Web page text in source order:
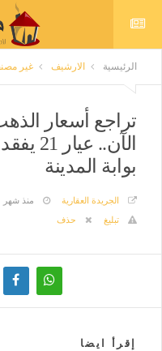
الرئيسية الارشيف غير
تراجع أسعار
الآن..
بوابة المدينة
الجريدة العقارية منذ شهر
تبليغ
حذف
إقرأ ايضا